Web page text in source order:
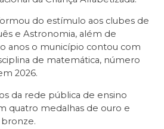
do estímulo aos clubes de
e Astronomia, além de
anos o município contou com
de matemática, número
2026.
da rede pública de ensino
quatro medalhas de ouro e